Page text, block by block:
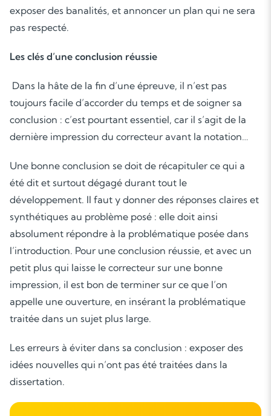
exposer des banalités, et annoncer un plan qui ne sera
pas respecté.
Les clés d’une conclusion réussie
Dans la hâte de la fin d’une épreuve, il n’est pas
toujours facile d’accorder du temps et de soigner sa
conclusion : c’est pourtant essentiel, car il s’agit de la
dernière impression du correcteur avant la notation…
Une bonne conclusion se doit de récapituler ce qui a
été dit et surtout dégagé durant tout le
développement. Il faut y donner des réponses claires et
synthétiques au problème posé : elle doit ainsi
absolument répondre à la problématique posée dans
l’introduction. Pour une conclusion réussie, et avec un
petit plus qui laisse le correcteur sur une bonne
impression, il est bon de terminer sur ce que l’on
appelle une ouverture, en insérant la problématique
traitée dans un sujet plus large.
Les erreurs à éviter dans sa conclusion : exposer des
idées nouvelles qui n’ont pas été traitées dans la
dissertation.
Cours de musique
Les deux